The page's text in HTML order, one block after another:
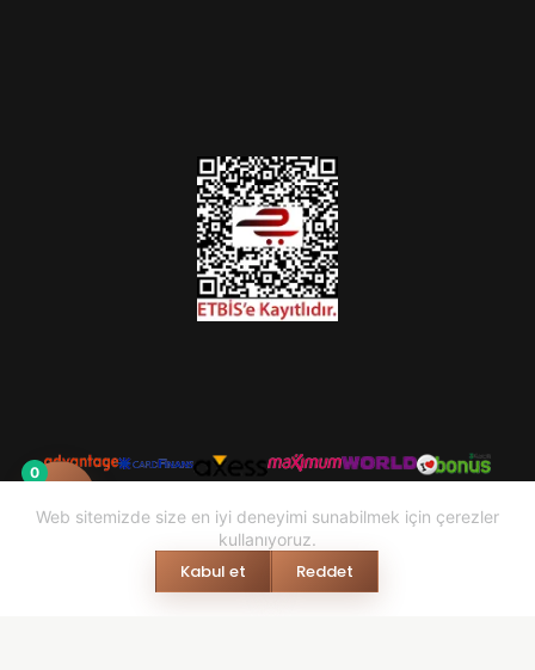
Web sitemizde size en iyi deneyimi sunabilmek için çerezler
kullanıyoruz.
Kabul et Reddet
0